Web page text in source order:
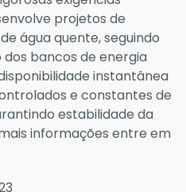
projetos de
água quente, seguindo
bancos de energia
instantânea
e constantes de
estabilidade da
informações entre em